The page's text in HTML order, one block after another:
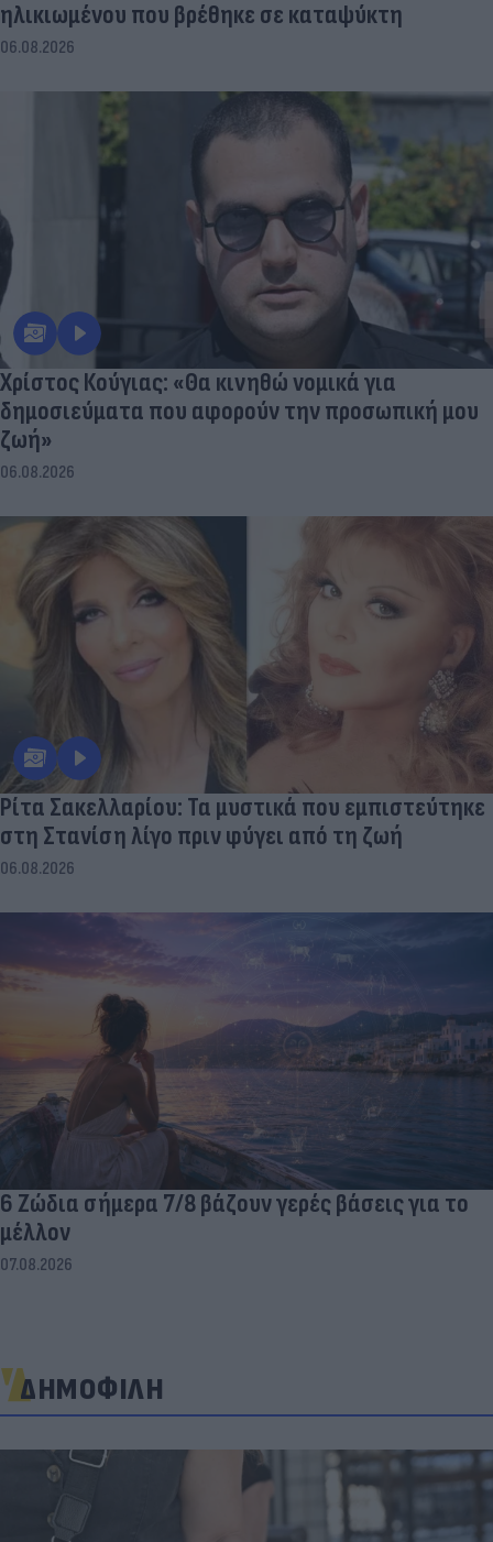
ηλικιωμένου που βρέθηκε σε καταψύκτη
06.08.2026
Χρίστος Κούγιας: «Θα κινηθώ νομικά για
δημοσιεύματα που αφορούν την προσωπική μου
ζωή»
06.08.2026
Ρίτα Σακελλαρίου: Τα μυστικά που εμπιστεύτηκε
στη Στανίση λίγο πριν φύγει από τη ζωή
06.08.2026
6 Ζώδια σήμερα 7/8 βάζουν γερές βάσεις για το
μέλλον
07.08.2026
ΔΗΜΟΦΙΛΗ